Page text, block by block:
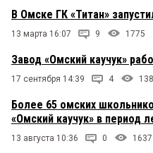
В Омске ГК «Титан»
13 марта 16:07 9 1775
Завод «Омский каучук»
17 сентября 14:39 4
Более 65 омских
«Омский каучук» в период
13 августа 10:36 0 1637